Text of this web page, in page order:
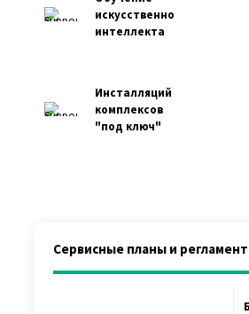
искусственного
интеллекта
Инсталляций
комплексов
"под ключ"
Сервисные планы и